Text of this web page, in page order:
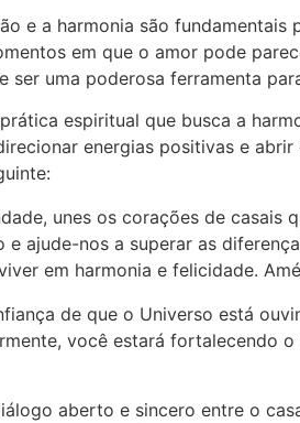
e a harmonia são
em que o amor pode
ser uma poderosa ferramenta
espiritual que busca a
energias positivas e
unes os corações de casais
ajude-nos a superar as
em harmonia e felicidade.
de que o Universo está
você estará fortalecendo
aberto e sincero entre o